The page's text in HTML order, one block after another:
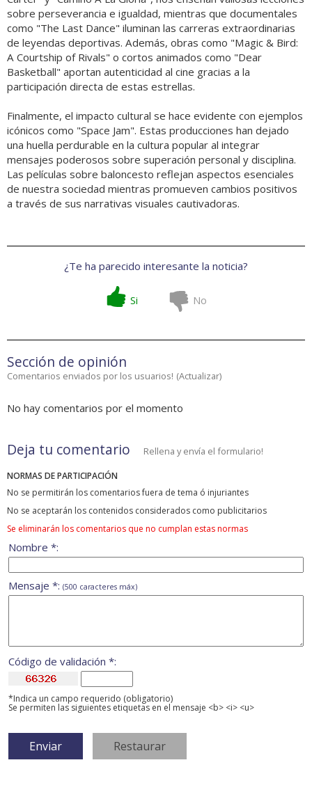
sobre perseverancia e igualdad, mientras que documentales
como "The Last Dance" iluminan las carreras extraordinarias
de leyendas deportivas. Además, obras como "Magic & Bird:
A Courtship of Rivals" o cortos animados como "Dear
Basketball" aportan autenticidad al cine gracias a la
participación directa de estas estrellas.
Finalmente, el impacto cultural se hace evidente con ejemplos
icónicos como "Space Jam". Estas producciones han dejado
una huella perdurable en la cultura popular al integrar
mensajes poderosos sobre superación personal y disciplina.
Las películas sobre baloncesto reflejan aspectos esenciales
de nuestra sociedad mientras promueven cambios positivos
a través de sus narrativas visuales cautivadoras.
¿Te ha parecido interesante la noticia?
Si No
Sección de opinión
Comentarios enviados por los usuarios! (Actualizar)
No hay comentarios por el momento
Deja tu comentario Rellena y envía el formulario!
NORMAS DE PARTICIPACIÓN
No se permitirán los comentarios fuera de tema ó injuriantes
No se aceptarán los contenidos considerados como publicitarios
Se eliminarán los comentarios que no cumplan estas normas
Nombre *:
Mensaje *: (500 caracteres máx)
Código de validación *:
*Indica un campo requerido (obligatorio)
Se permiten las siguientes etiquetas en el mensaje <b> <i> <u>